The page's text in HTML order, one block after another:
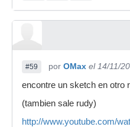
#59 por OMax el 14/11/
encontre un sketch en otro
(tambien sale rudy)
http://www.youtube.com/